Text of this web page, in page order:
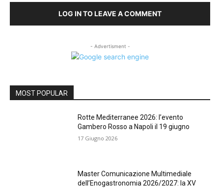
LOG IN TO LEAVE A COMMENT
- Advertisment -
MOST POPULAR
Rotte Mediterranee 2026: l’evento
Gambero Rosso a Napoli il 19 giugno
17 Giugno 2026
Master Comunicazione Multimediale
dell’Enogastronomia 2026/2027: la XV